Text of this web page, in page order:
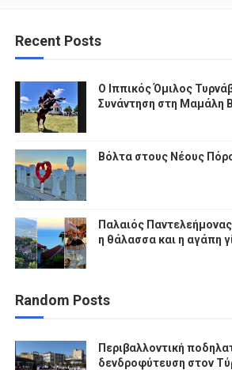
Recent Posts
Ο Ιππικός Όμιλος
Συνάντηση στη Μαμάλη
Βόλτα στους Νέους
Παλαιός
η θάλασσα και η αγάπη
Random Posts
Περιβαλλοντική
δενδροφύτευση στον